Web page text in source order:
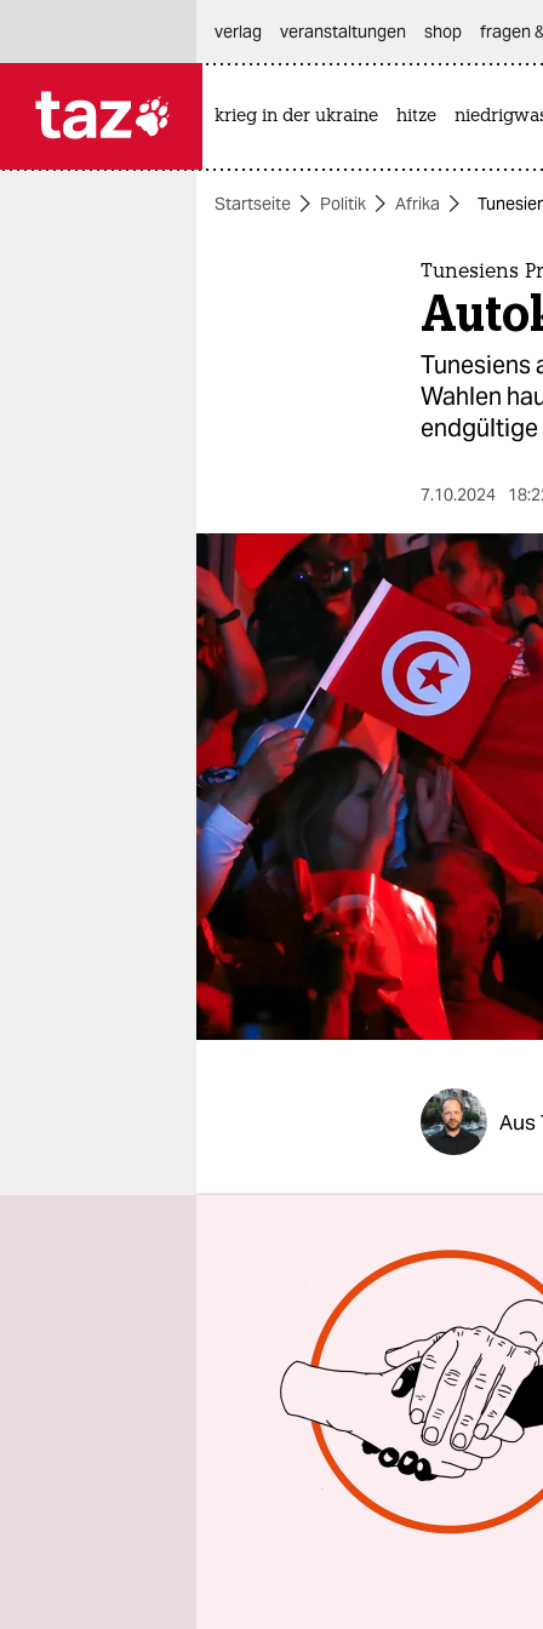
themen
berlin
nord
wahrheit
verlag
verlag
veranstaltungen
shop
fragen & hilfe
unterstützen
abo
genossenschaft
verlag
veranstaltungen shop fragen
krieg in der ukraine hitze
Startseite Politik Afrika
Tunesiens
Tunesiens
Wahlen
endgültige
7.10.2024
Aus
Bereits
Tunesiens
lediglich
Kameras
„Ihr
hören“,
Woche